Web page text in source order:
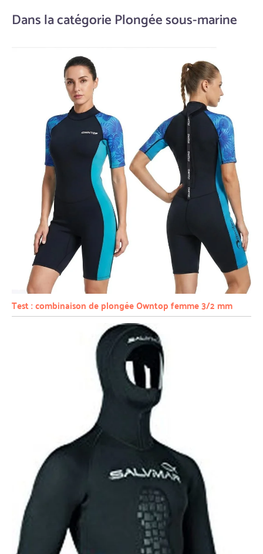
Dans la catégorie Plongée sous-marine
Test : combinaison de plongée Owntop femme 3/2 mm